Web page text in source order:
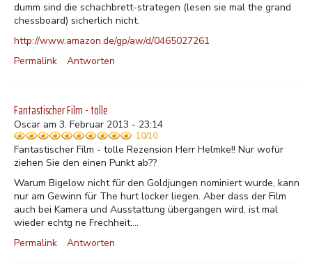
dumm sind die schachbrett-strategen (lesen sie mal the grand
chessboard) sicherlich nicht.
http://www.amazon.de/gp/aw/d/0465027261
Permalink
Antworten
Fantastischer Film - tolle
Oscar am 3. Februar 2013 - 23:14
10/10
Fantastischer Film - tolle Rezension Herr Helmke!! Nur wofür
ziehen Sie den einen Punkt ab??
Warum Bigelow nicht für den Goldjungen nominiert wurde, kann
nur am Gewinn für The hurt locker liegen. Aber dass der Film
auch bei Kamera und Ausstattung übergangen wird, ist mal
wieder echtg ne Frechheit....
Permalink
Antworten